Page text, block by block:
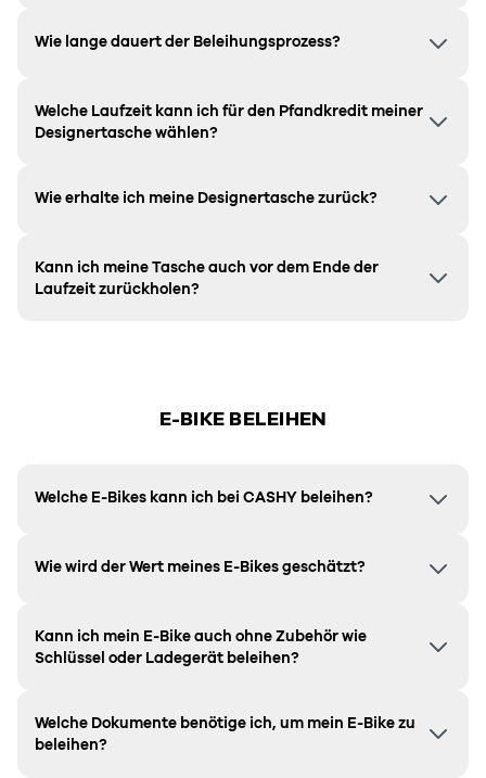
Wie lange dauert der Beleihungsprozess?
Welche Laufzeit kann ich für den Pfandkredit meiner
Designertasche wählen?
Wie erhalte ich meine Designertasche zurück?
Kann ich meine Tasche auch vor dem Ende der
Laufzeit zurückholen?
E-BIKE BELEIHEN
Welche E-Bikes kann ich bei CASHY beleihen?
Wie wird der Wert meines E-Bikes geschätzt?
Kann ich mein E-Bike auch ohne Zubehör wie
Schlüssel oder Ladegerät beleihen?
Welche Dokumente benötige ich, um mein E-Bike zu
beleihen?